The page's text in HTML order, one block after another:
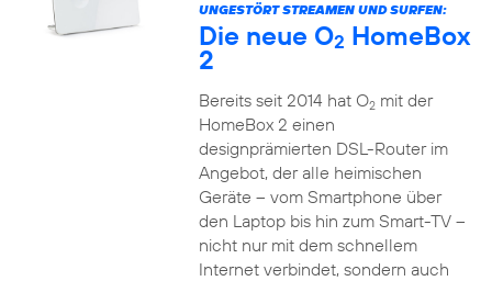
UNGESTÖRT STREAMEN UND SURFEN:
Die neue O2 HomeBox
2
Bereits seit 2014 hat O2mit der
HomeBox 2 einen
designprämierten DSL-Router im
Angebot, der alle heimischen
Geräte – vom Smartphone über
den Laptop bis hin zum Smart-TV –
nicht nur mit dem schnellem
Internet verbindet, sondern auch